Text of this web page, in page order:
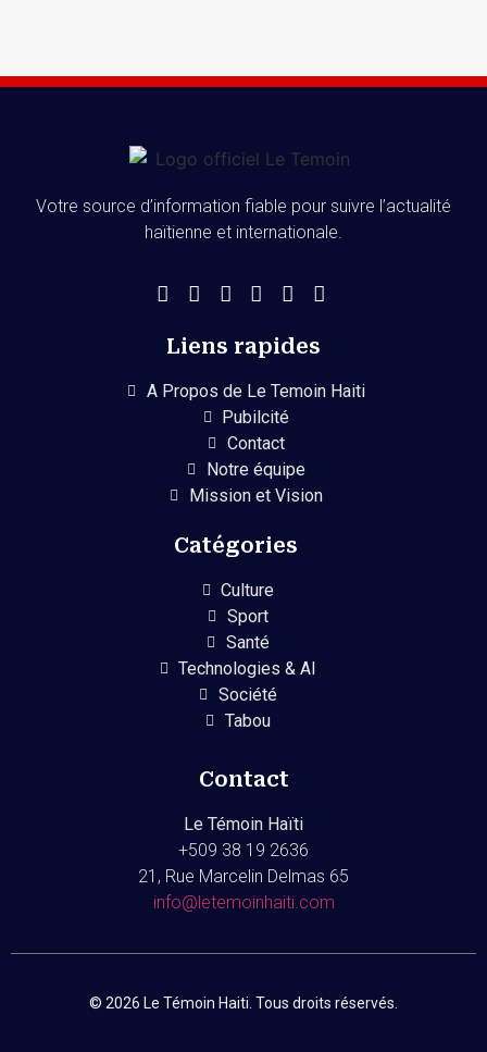
Votre source d’information fiable pour suivre l’actualité
haïtienne et internationale.
Liens rapides
A Propos de Le Temoin Haiti
Pubilcité
Contact
Notre équipe
Mission et Vision
Catégories
Culture
Sport
Santé
Technologies & AI
Société
Tabou
Contact
Le Témoin Haïti
+509 38 19 2636
21, Rue Marcelin Delmas 65
info@letemoinhaiti.com
© 2026 Le Témoin Haiti. Tous droits réservés.